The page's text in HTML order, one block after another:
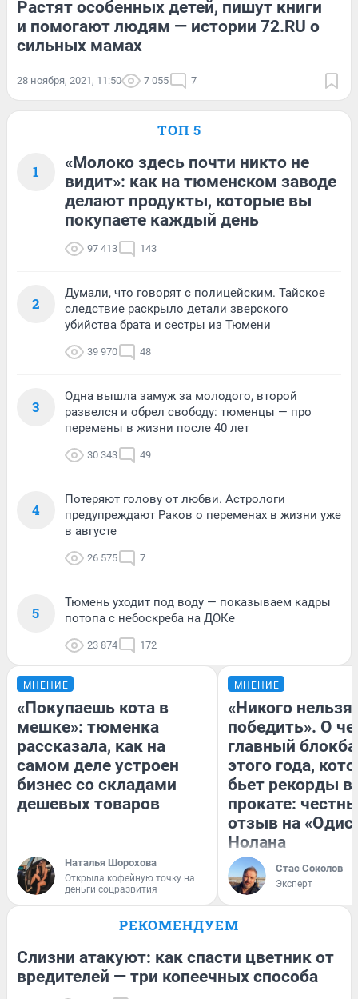
Растят особенных детей, пишут книги
и помогают людям — истории 72.RU о
сильных мамах
28 ноября, 2021, 11:50 7 055 7
ТОП 5
1
«Молоко здесь почти никто не
видит»: как на тюменском заводе
делают продукты, которые вы
покупаете каждый день
97 413 143
2
Думали, что говорят с полицейским. Тайское
следствие раскрыло детали зверского
убийства брата и сестры из Тюмени
39 970 48
3
Одна вышла замуж за молодого, второй
развелся и обрел свободу: тюменцы — про
перемены в жизни после 40 лет
30 343 49
4
Потеряют голову от любви. Астрологи
предупреждают Раков о переменах в жизни уже
в августе
26 575 7
5
Тюмень уходит под воду — показываем кадры
потопа с небоскреба на ДОКе
23 874 172
МНЕНИЕ
«Покупаешь кота в
мешке»: тюменка
рассказала, как на
самом деле устроен
бизнес со складами
дешевых товаров
Наталья Шорохова
Открыла кофейную точку на
деньги соцразвития
МНЕНИЕ
«Никого нельзя
победить». О
главный
этого года,
бьет рекорды в
прокате:
отзыв на
Нолана
Стас Соколов
Эксперт
РЕКОМЕНДУЕМ
Слизни атакуют: как спасти цветник от
вредителей — три копеечных способа